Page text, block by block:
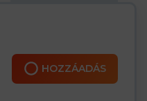
HOZZÁADÁS